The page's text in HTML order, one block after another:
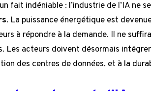
fait indéniable : l’industrie de l’IA ne
. La puissance énergétique est
à répondre à la demande. Il ne
Les acteurs doivent désormais
des centres de données, et à la